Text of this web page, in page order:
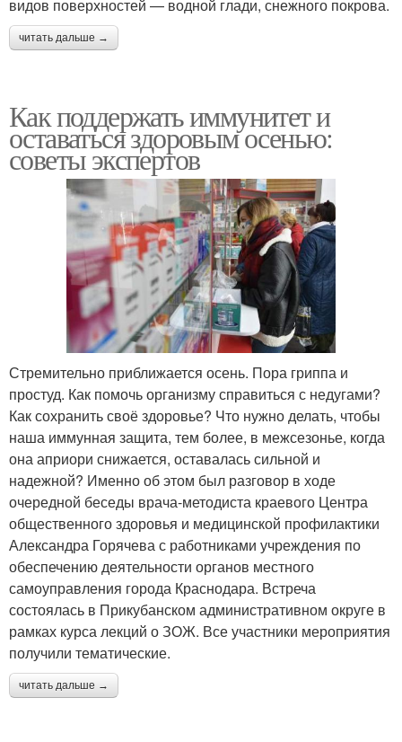
видов поверхностей — водной глади, снежного покрова.
читать дальше →
Как поддержать иммунитет и
оставаться здоровым осенью:
советы экспертов
Стремительно приближается осень. Пора гриппа и
простуд. Как помочь организму справиться с недугами?
Как сохранить своё здоровье? Что нужно делать, чтобы
наша иммунная защита, тем более, в межсезонье, когда
она априори снижается, оставалась сильной и
надежной? Именно об этом был разговор в ходе
очередной беседы врача-методиста краевого Центра
общественного здоровья и медицинской профилактики
Александра Горячева с работниками учреждения по
обеспечению деятельности органов местного
самоуправления города Краснодара. Встреча
состоялась в Прикубанском административном округе в
рамках курса лекций о ЗОЖ. Все участники мероприятия
получили тематические.
читать дальше →